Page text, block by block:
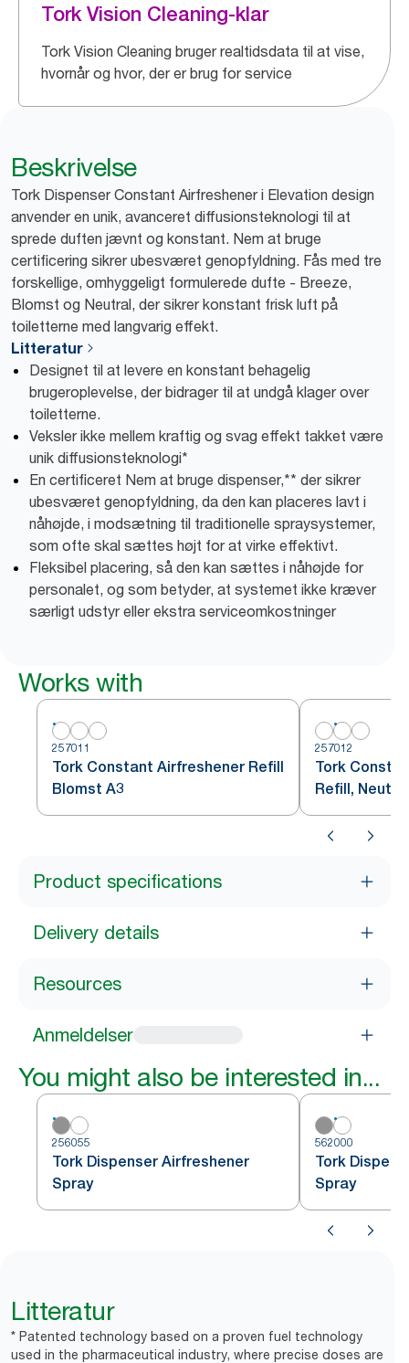
Tork Vision Cleaning-klar
Tork Vision Cleaning bruger realtidsdata til at vise,
hvornår og hvor, der er brug for service
Beskrivelse
Tork Dispenser Constant Airfreshener i Elevation design
anvender en unik, avanceret diffusionsteknologi til at
sprede duften jævnt og konstant. Nem at bruge
certificering sikrer ubesværet genopfyldning. Fås med tre
forskellige, omhyggeligt formulerede dufte - Breeze,
Blomst og Neutral, der sikrer konstant frisk luft på
toiletterne med langvarig effekt.
Litteratur
Designet til at levere en konstant behagelig
brugeroplevelse, der bidrager til at undgå klager over
toiletterne.
Veksler ikke mellem kraftig og svag effekt takket være
unik diffusionsteknologi*
En certificeret Nem at bruge dispenser,** der sikrer
ubesværet genopfyldning, da den kan placeres lavt i
nåhøjde, i modsætning til traditionelle spraysystemer,
som ofte skal sættes højt for at virke effektivt.
Fleksibel placering, så den kan sættes i nåhøjde for
personalet, og som betyder, at systemet ikke kræver
særligt udstyr eller ekstra serviceomkostninger
Works with
257011
Tork Constant Airfreshener Refill
Blomst A3
257012
Tork
Refill,
Product specifications
Delivery details
Resources
Anmeldelser
You might also be interested in...
256055
Tork Dispenser Airfreshener
Spray
562000
Tork
Spray
Litteratur
* Patented technology based on a proven fuel technology
used in the pharmaceutical industry, where precise doses are